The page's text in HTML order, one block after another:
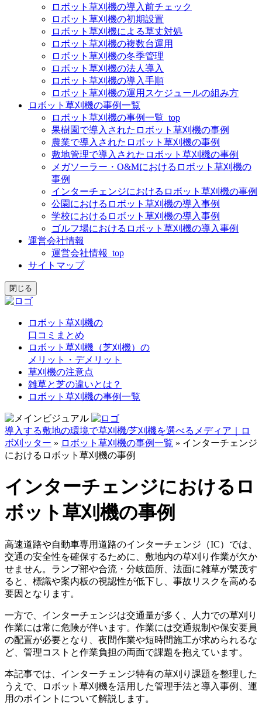
ロボット草刈機の導入前チェック
ロボット草刈機の初期設置
ロボット草刈機による草丈対処
ロボット草刈機の複数台運用
ロボット草刈機の冬季管理
ロボット草刈機の法人導入
ロボット草刈機の導入手順
ロボット草刈機の運用スケジュールの組み方
ロボット草刈機の事例一覧
ロボット草刈機の事例一覧_top
果樹園で導入されたロボット草刈機の事例
農業で導入されたロボット草刈機の事例
敷地管理で導入されたロボット草刈機の事例
メガソーラー・O&Mにおけるロボット草刈機の
事例
インターチェンジにおけるロボット草刈機の事例
公園におけるロボット草刈機の導入事例
学校におけるロボット草刈機の導入事例
ゴルフ場におけるロボット草刈機の導入事例
運営会社情報
運営会社情報_top
サイトマップ
閉じる
ロボット草刈機の
口コミまとめ
ロボット草刈機（芝刈機）の
メリット・デメリット
草刈機の注意点
雑草と芝の違いとは？
ロボット草刈機の事例一覧
導入する敷地の環境で草刈機/芝刈機を選べるメディア｜ロ
ボ刈ッター » ロボット草刈機の事例一覧 » インターチェンジ
におけるロボット草刈機の事例
インターチェンジにおけるロ
ボット草刈機の事例
高速道路や自動車専用道路のインターチェンジ（IC）では、
交通の安全性を確保するために、敷地内の草刈り作業が欠か
せません。ランプ部や合流・分岐箇所、法面に雑草が繁茂す
ると、標識や案内板の視認性が低下し、事故リスクを高める
要因となります。
一方で、インターチェンジは交通量が多く、人力での草刈り
作業には常に危険が伴います。作業には交通規制や保安要員
の配置が必要となり、夜間作業や短時間施工が求められるな
ど、管理コストと作業負担の両面で課題を抱えています。
本記事では、インターチェンジ特有の草刈り課題を整理した
うえで、ロボット草刈機を活用した管理手法と導入事例、運
用のポイントについて解説します。